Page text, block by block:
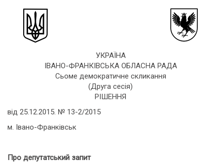
УКРАЇНА
ІВАНО-ФРАНКІВСЬКА ОБЛАСНА РАДА
Сьоме демократичне скликання
(Друга сесія)
РІШЕННЯ
від 25.12.2015. № 13-2/2015
м. Івано-Франківськ
Про депутатський запит